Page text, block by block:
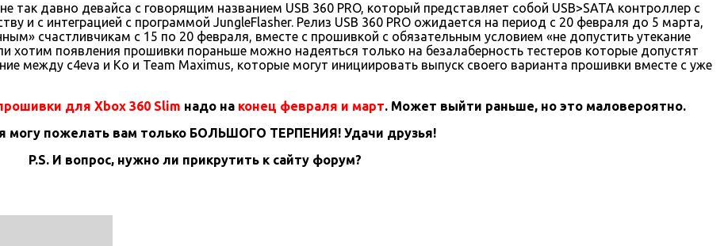
так давно девайса с говорящим названием USB 360 PRO, который представляет собой USB>SATA контроллер с
и с интеграцией с программой JungleFlasher. Релиз USB 360 PRO ожидается на период с 20 февраля до 5 марта,
счастливчикам с 15 по 20 февраля, вместе с прошивкой с обязательным условием «не допустить утекание
хотим появления прошивки пораньше можно надеяться только на безалаберность тестеров которые допустят
между c4eva и Ko и Team Maximus, которые могут инициировать выпуск своего варианта прошивки вместе с уже
для Xbox 360 Slim надо на конец февраля и март. Может выйти раньше, но это маловероятно.
могу пожелать вам только БОЛЬШОГО ТЕРПЕНИЯ! Удачи друзья!
P.S. И вопрос, нужно ли прикрутить к сайту форум?